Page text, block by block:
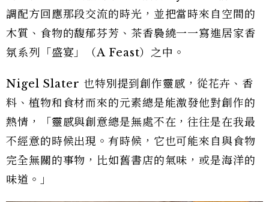
調配方回應那段交流的時光，並把當時來自空間的
木質、食物的馥郁芬芳、茶香裊繞一一寫進居家香
氛系列「盛宴」（A Feast）之中。
Nigel Slater 也特別提到創作靈感，從花卉、香
料、植物和食材而來的元素總是能激發他對創作的
熱情，「靈感與創意總是無處不在，往往是在我最
不經意的時候出現。有時候，它也可能來自與食物
完全無關的事物，比如舊書店的氣味，或是海洋的
味道。」